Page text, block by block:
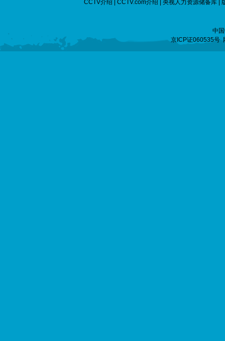
CCTV介绍 CCTV.com介绍 央视人力资源储备库
中
京ICP证060535号